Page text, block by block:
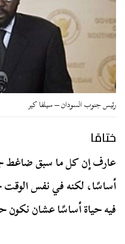
رئيس جنوب السودان – سيلفا كير
ختامًا
عارف إن كل ما سبق ضاغط
أساسًا، لكنه في نفس
فيه حياة أساسًا عشان